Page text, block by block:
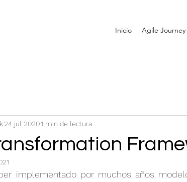
Inicio Agile Journey
24 jul 20201 min de lectura
implementado por muchos años